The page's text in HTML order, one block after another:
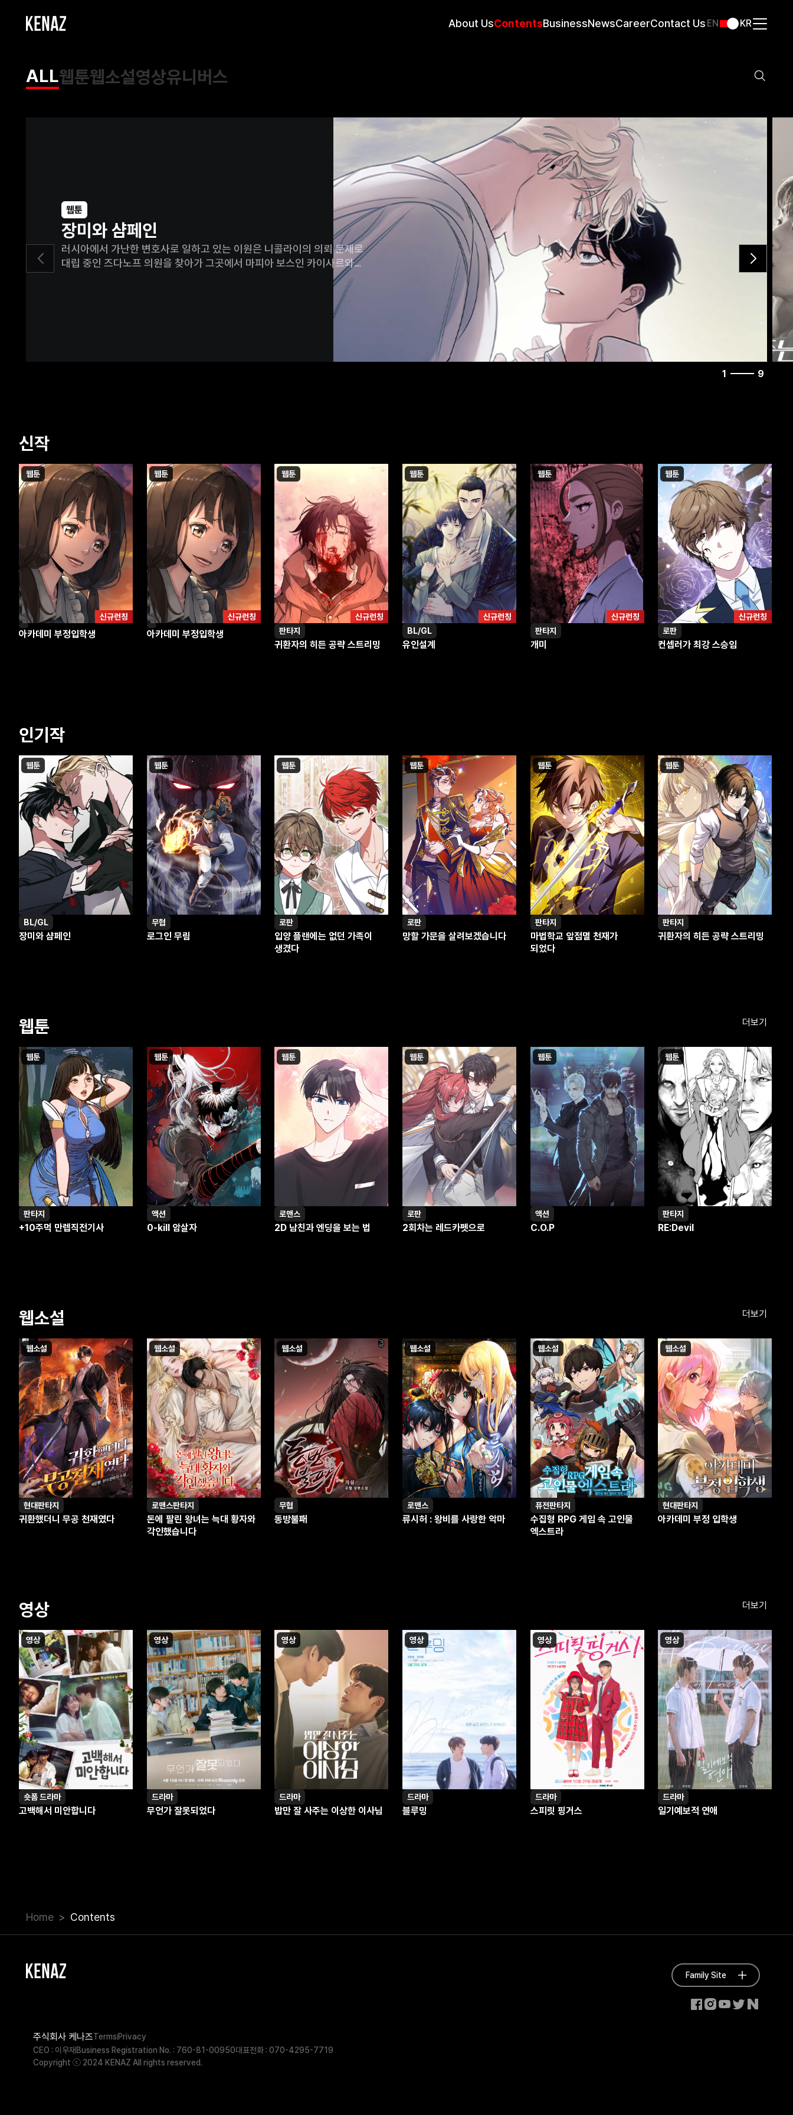
About UsContentsBusinessNewsCareerContact Us EN KR
ALL웹툰웹소설영상유니버스
웹툰
장미와 샴페인
러시아에서 가난한 변호사로 일하고 있는 이원은 니콜라이의 의뢰 문제로
대립 중인 즈다노프 의원을 찾아가 그곳에서 마피아 보스인 카이사르와
마주한다. 하필 즈다노프 의원 뒤에는 마피아가 연관되어 있던 것이다.
1 9
신작
웹툰
신규런칭
아카데미 부정입학생
웹툰
신규런칭
아카데미 부정입학생
웹툰
신규런칭
판타지
귀환자의 히든 공략 스트리밍
웹툰
신규런칭
BL/GL
유인설계
웹툰
신규런칭
판타지
개미
웹툰
신규런칭
로판
컨셉러가 최강 스승임
인기작
웹툰
BL/GL
장미와 샴페인
웹툰
무협
로그인 무림
웹툰
로판
입양 플랜에는 없던 가족이
생겼다
웹툰
로판
망할 가문을 살려보겠습니다
웹툰
판타지
마법학교 앞점멸 천재가
되었다
웹툰
판타지
귀환자의 히든 공략 스트리밍
웹툰 더보기
웹툰
판타지
+10주먹 만렙직전기사
웹툰
액션
0-kill 암살자
웹툰
로맨스
2D 남친과 엔딩을 보는 법
웹툰
로판
2회차는 레드카펫으로
웹툰
액션
C.O.P
웹툰
판타지
RE:Devil
웹소설 더보기
웹소설
현대판타지
귀환했더니 무공 천재였다
웹소설
로맨스판타지
돈에 팔린 왕녀는 늑대 황자와
각인했습니다
웹소설
무협
동방불패
웹소설
로맨스
류시허 : 왕비를 사랑한 악마
웹소설
퓨전판타지
수집형 RPG 게임 속 고인물
엑스트라
웹소설
현대판타지
아카데미 부정 입학생
영상 더보기
영상
숏폼 드라마
고백해서 미안합니다
영상
드라마
무언가 잘못되었다
영상
드라마
밥만 잘 사주는 이상한 이사님
영상
드라마
블루밍
영상
드라마
스피릿 핑거스
영상
드라마
일기예보적 연애
Home Contents
Family Site
주식회사 케나즈Terms Privacy
CEO : 이우재 Business Registration No. : 760-81-00950대표전화 : 070-4295-7719
Copyright ⓒ 2024 KENAZ All rights reserved.